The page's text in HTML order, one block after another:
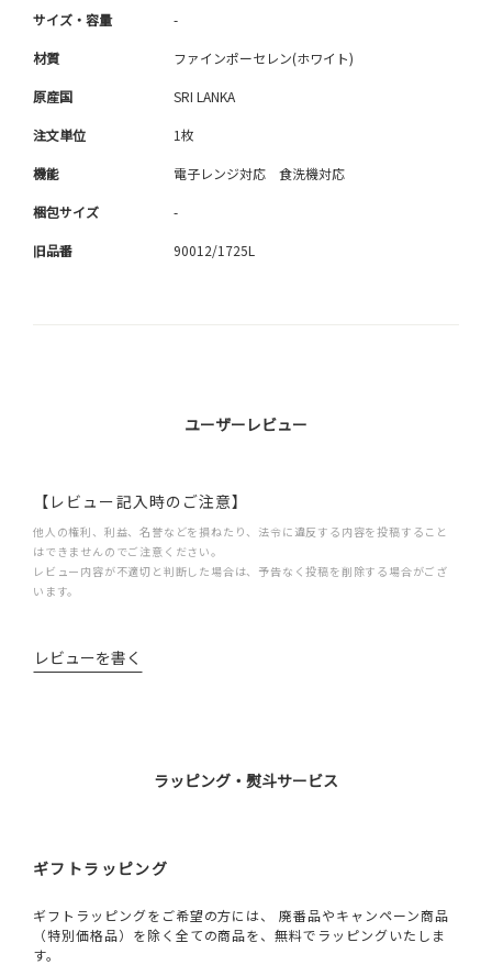
サイズ・容量 -
材質 ファインポーセレン(ホワイト)
原産国 SRI LANKA
注文単位 1枚
機能 電子レンジ対応 食洗機対応
梱包サイズ -
旧品番 90012/1725L
ユーザーレビュー
【レビュー記入時のご注意】
他人の権利、利益、名誉などを損ねたり、法令に違反する内容を投稿すること
はできませんのでご注意ください。
レビュー内容が不適切と判断した場合は、予告なく投稿を削除する場合がござ
います。
レビューを書く
ラッピング・熨斗サービス
ギフトラッピング
ギフトラッピングをご希望の方には、 廃番品やキャンペーン商品
（特別価格品）を除く全ての商品を、無料でラッピングいたしま
す。